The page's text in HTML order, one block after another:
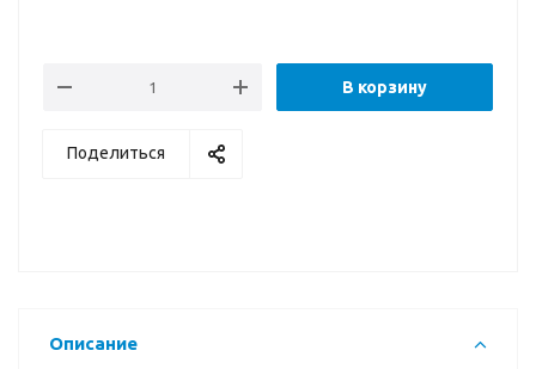
В корзину
Поделиться
Описание